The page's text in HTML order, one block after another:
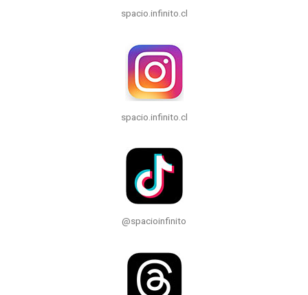
spacio.infinito.cl
spacio.infinito.cl
@spacioinfinito